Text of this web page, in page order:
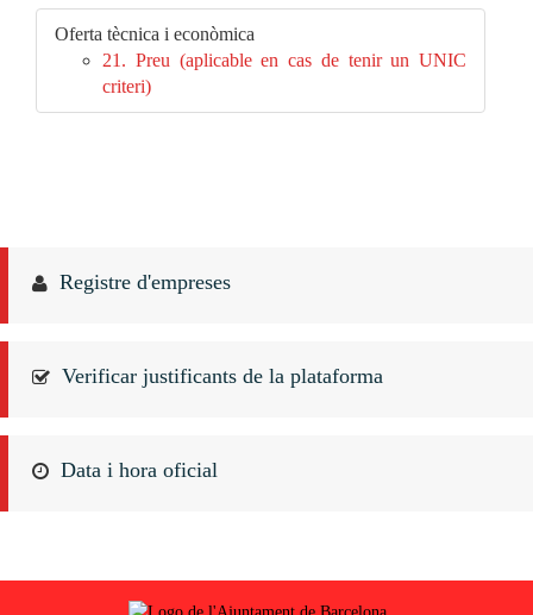
Oferta tècnica i econòmica
21. Preu (aplicable en cas de tenir un UNIC
criteri)
Registre d'empreses
Verificar justificants de la plataforma
Data i hora oficial